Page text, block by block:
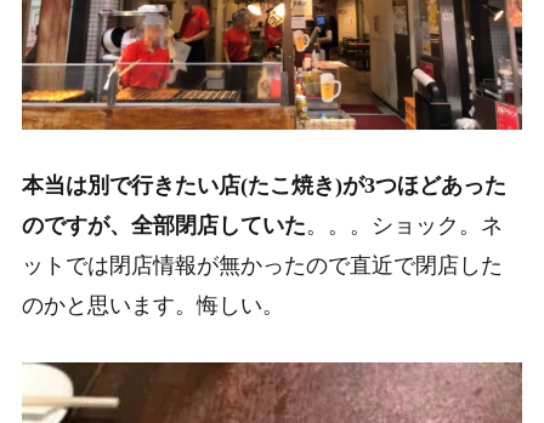
本当は別で行きたい店(たこ焼き)が3つほどあった
のですが、全部閉店していた。。。ショック。ネ
ットでは閉店情報が無かったので直近で閉店した
のかと思います。悔しい。